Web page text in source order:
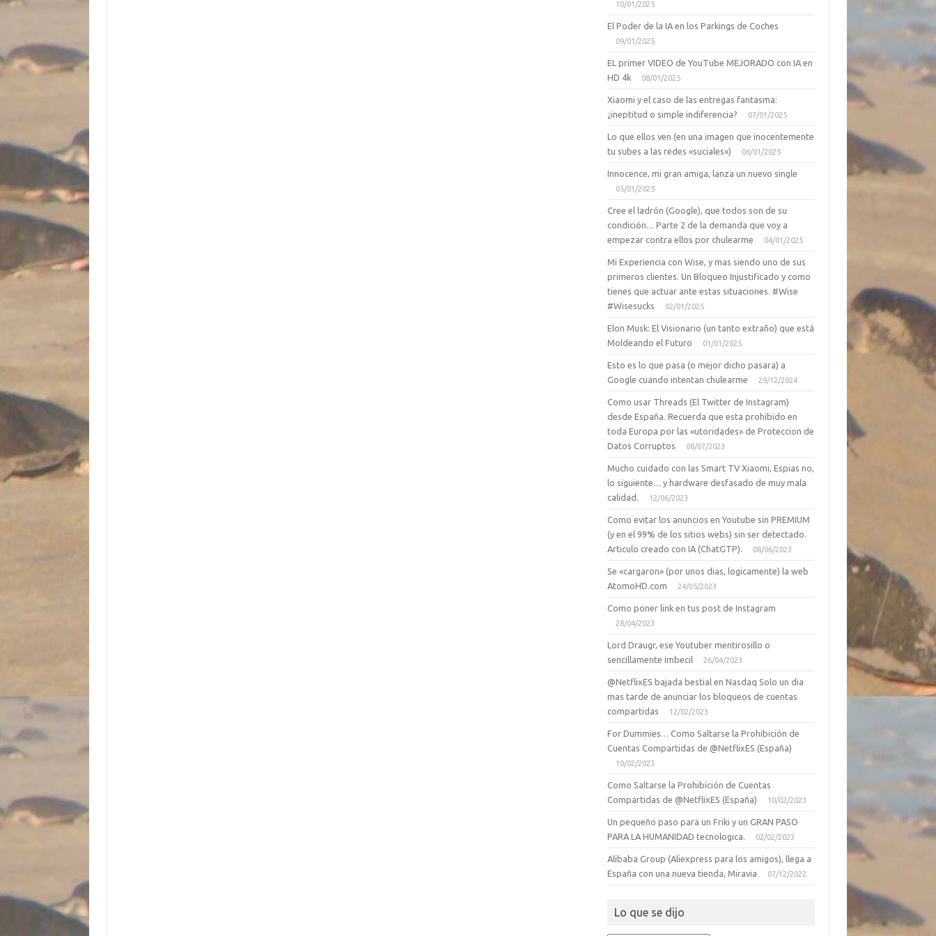
10/01/2025
El Poder de la IA en los Parkings de Coches
09/01/2025
EL primer VIDEO de YouTube MEJORADO con IA en
HD 4k
08/01/2025
Xiaomi y el caso de las entregas fantasma:
¿ineptitud o simple indiferencia?
07/01/2025
Lo que ellos ven (en una imagen que inocentemente
tu subes a las redes «suciales»)
06/01/2025
Innocence, mi gran amiga, lanza un nuevo single
05/01/2025
Cree el ladrón (Google), que todos son de su
condición… Parte 2 de la demanda que voy a
empezar contra ellos por chulearme
04/01/2025
Mi Experiencia con Wise, y mas siendo uno de sus
primeros clientes. Un Bloqueo Injustificado y como
tienes que actuar ante estas situaciones. #Wise
#Wisesucks
02/01/2025
Elon Musk: El Visionario (un tanto extraño) que está
Moldeando el Futuro
01/01/2025
Esto es lo que pasa (o mejor dicho pasara) a
Google cuando intentan chulearme
29/12/2024
Como usar Threads (El Twitter de Instagram)
desde España. Recuerda que esta prohibido en
toda Europa por las «utoridades» de Proteccion de
Datos Corruptos
08/07/2023
Mucho cuidado con las Smart TV Xiaomi, Espias no,
lo siguiente… y hardware desfasado de muy mala
calidad.
12/06/2023
Como evitar los anuncios en Youtube sin PREMIUM
(y en el 99% de los sitios webs) sin ser detectado.
Articulo creado con IA (ChatGTP).
08/06/2023
Se «cargaron» (por unos dias, logicamente) la web
AtomoHD.com
24/05/2023
Como poner link en tus post de Instagram
28/04/2023
Lord Draugr, ese Youtuber mentirosillo o
sencillamente imbecil
26/04/2023
@NetflixES bajada bestial en Nasdaq Solo un dia
mas tarde de anunciar los bloqueos de cuentas
compartidas
12/02/2023
For Dummies… Como Saltarse la Prohibición de
Cuentas Compartidas de @NetflixES (España)
10/02/2023
Como Saltarse la Prohibición de Cuentas
Compartidas de @NetflixES (España)
10/02/2023
Un pequeño paso para un Friki y un GRAN PASO
PARA LA HUMANIDAD tecnologica.
02/02/2023
Alibaba Group (Aliexpress para los amigos), llega a
España con una nueva tienda, Miravia
07/12/2022
Lo que se dijo